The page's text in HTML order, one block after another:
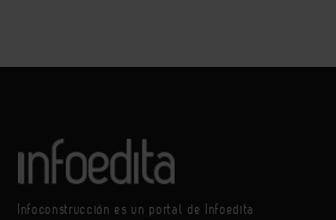
Infoconstrucción es un portal de Infoedita